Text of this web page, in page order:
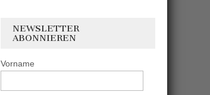
NEWSLETTER
ABONNIEREN
Vorname